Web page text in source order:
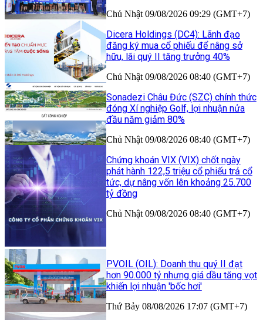
Chủ Nhật 09/08/2026 09:29 (GMT+7)
Dicera Holdings (DC4): Lãnh đạo
đăng ký mua cổ phiếu để nâng sở
hữu, lãi quý II tăng trưởng 40%
Chủ Nhật 09/08/2026 08:40 (GMT+7)
Sonadezi Châu Đức (SZC) chính thức
đóng Xí nghiệp Golf, lợi nhuận nửa
đầu năm giảm 80%
Chủ Nhật 09/08/2026 08:40 (GMT+7)
Chứng khoán VIX (VIX) chốt ngày
phát hành 122,5 triệu cổ phiếu trả cổ
tức, dự nâng vốn lên khoảng 25.700
tỷ đồng
Chủ Nhật 09/08/2026 08:40 (GMT+7)
PVOIL (OIL): Doanh thu quý II đạt
hơn 90.000 tỷ nhưng giá dầu tăng vọt
khiến lợi nhuận 'bốc hơi'
Thứ Bảy 08/08/2026 17:07 (GMT+7)